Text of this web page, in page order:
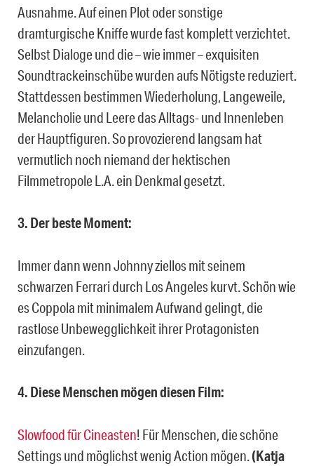
Ausnahme. Auf einen Plot oder sonstige
dramturgische Kniffe wurde fast komplett verzichtet.
Selbst Dialoge und die – wie immer – exquisiten
Soundtrackeinschübe wurden aufs Nötigste reduziert.
Stattdessen bestimmen Wiederholung, Langeweile,
Melancholie und Leere das Alltags- und Innenleben
der Hauptfiguren. So provozierend langsam hat
vermutlich noch niemand der hektischen
Filmmetropole L.A. ein Denkmal gesetzt.
3. Der beste Moment:
Immer dann wenn Johnny ziellos mit seinem
schwarzen Ferrari durch Los Angeles kurvt. Schön wie
es Coppola mit minimalem Aufwand gelingt, die
rastlose Unbewegglichkeit ihrer Protagonisten
einzufangen.
4. Diese Menschen mögen diesen Film:
Slowfood für Cineasten! Für Menschen, die schöne
Settings und möglichst wenig Action mögen.(Katja